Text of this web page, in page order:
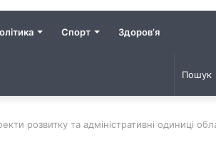
Спорт Здоров’я
розвитку та адміністративні одиниці